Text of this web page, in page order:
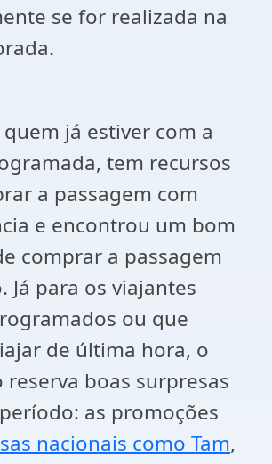
se for realizada na
já estiver com a
tem recursos
a passagem com
e encontrou um bom
comprar a passagem
Já para os viajantes
ou que
de última hora, o
boas surpresas
as promoções
nacionais como Tam,